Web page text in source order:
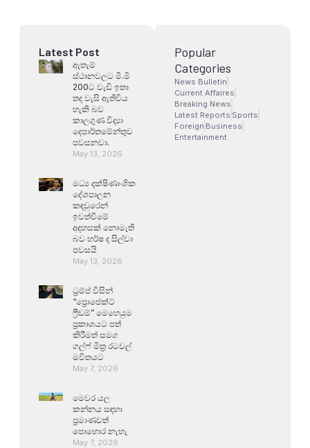
Latest Post
ඇතැම්
ස්ථානවලට මි.මි
200ට වැඩි ඉතා
තද වැසි ඇතිවිය
හැකි බව
කාලගුණ විද්‍යා
දෙපාර්තමේන්තුව
පවසනවා.
May 13, 2026
මධ්‍ය දක්ෂිණාංශික
දේශපාලන
කඳවුරෙන්
ඉවත්වීමේ
අදහසක් නොමැති
බව හර්ෂ ද සිල්වා
පවසයි
May 13, 2026
ට්‍රම්ප් විසින්
“ප්‍රොජෙක්ට්
ෆ්‍රීඩම්” මෙහෙයුම
ප්‍රකාශයට පත්
කිරීමත් සමග
ගල්ෆ් මිත්‍ර රටවල්
මවිතයට
May 7, 2026
මෙවර යල
කන්නය සඳහා
ප්‍රමාණවත්
පොහොර නැහැ
May 7, 2026
Popular
Categories
News Bulletin
Current Affaires
Breaking News
Latest Reports Sports
Foreign Business
Entertainment